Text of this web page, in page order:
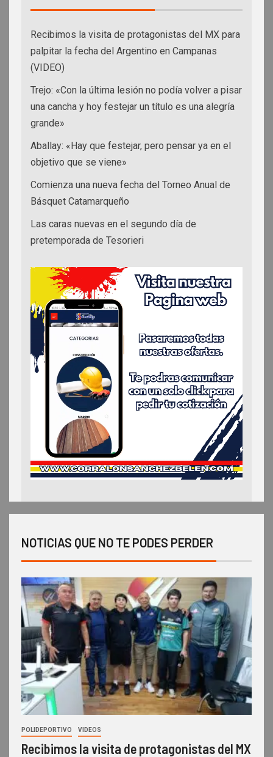
Recibimos la visita de protagonistas del MX para
palpitar la fecha del Argentino en Campanas
(VIDEO)
Trejo: «Con la última lesión no podía volver a pisar
una cancha y hoy festejar un título es una alegría
grande»
Aballay: «Hay que festejar, pero pensar ya en el
objetivo que se viene»
Comienza una nueva fecha del Torneo Anual de
Básquet Catamarqueño
Las caras nuevas en el segundo día de
pretemporada de Tesorieri
NOTICIAS QUE NO TE PODES PERDER
POLIDEPORTIVO VIDEOS
Recibimos la visita de protagonistas del MX